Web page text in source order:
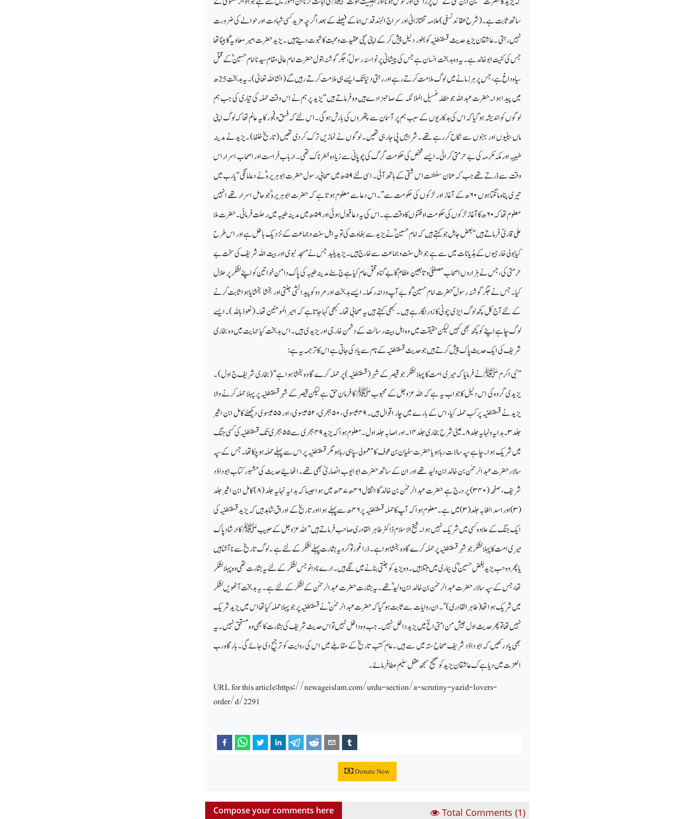
ساتھ ثابت ہے۔ (شرح عقائد نسفی) علامہ تفتازانی اور سراج الہند قدس ہماکے فیصلے کے بعد اگر چہ مزید کسی شہادت اور حوالے کی ضرورت
نہیں رہتی ۔عاشقان یزید حدیث قسطنطنیہ کو بطور دلیل پیش کر کے اپنی سچی عقیدت ومحبت کا ثبوت دیتے ہیں ۔یزید حضرت امیر معاویہ ؓ کا بیٹا تھا
جس کی کنیت ابوخالد ہے۔ یہ وہ بدبخت انسان ہے جس کی پیشانی پر نواسۂ رسول ؐ،جگر گوشۂ بتول حضرت امام عالی مقام سید نا امام حسینؓ کے قتل
سیاہ داغ ہے،جس پر ہر زمانے میں لوگ ملامت کرتے رہے اور رہتی دنیا تک ایسے ہی ملامت کرتے رہیں گے(انشااللہ تعالیٰ)۔یہ بدبخت 25 ھ
میں پیدا ہوا۔حضرت عبداللہ جو حظلہ غسیل الملائکہ کے صاحبزادے ہیں وہ فرماتے ہیں ‘‘یزید پر ہم نے اس وقت حملہ کی تیاری کی جب ہم
لوگوں کو اندیشہ ہوگیاکہ اس کی بدکاریوں کے سبب ہم پر آسمان سے پتھروں کی بارش ہوگی ۔اس لئے کہ فسق وفجور کا یہ عالم تھا کہ لوگ اپنی
ماں بیٹیوں اور بہنوں سے نکاح کررہے تھے ۔شرابیں پی جارہی تھیں۔ لوگوں نے نمازیں ترک کردی تھیں (تاریخ خلفا) ۔یزید نے مدینہ
طبیبہ اور مکہ مکرمہ کی بے حرمتی کرائی۔ ایسے شخص کی حکومت گرگ کی چوپانی سے زیادہ خطرناک تھی۔ ارباب فراست اور اصحاب اسرار اس
وقت سے ڈرتے تھے جب کہ عنان سلطنت اس شقی کے ہاتھ آئی۔ اسی لئے۵۹ھ میں صحابی رسول حضرت ابوہریرہ ؓ نے دعا مانگی ‘‘ یارب میں
تیری پناہ مانگتا ہوں۶۰ھ کے آغاز اور لڑکوں کی حکومت سے’’۔اس دعا سے معلوم ہوتا ہے کہ حضرت ابوہریرہ ؓ جو حامل اسرار تھے انہیں
معلوم تھا کہ۶۰ھ کا آغاز لڑکوں کی حکومت او فتنوں کا وقت ہے۔ اس کی یہ دعا قبول ہوئی اور۵۹ھ میں مدینہ طیبہ میں رحلت فرمائی۔ حضرت ملا
علی قاریؒ فرماتے ہیں ‘‘بعض جاہل جو کہتے ہیں کہ امام حسینؓ نے یزید سے بغاوت کی تو یہ اہل سنت و جماعت کے نزدیک باطل ہے اور اس طرح
کیا بولی خارجیوں کے ہذیانات میں سے ہے جواہل سنت وجماعت سے خارج ہیں۔یزید پلید جس نے مسجد نبوی اور بیت اللہ شریف کی سخت بے
حرمتی کی، جس نے ہزاروں اصحاب مصطفیٰ وتابعین عظام ؒ کا بے گناہ قتل عام کیا ہے ج سنے مدینہ طیبہ کی پاک دامن خواتین کو اپنے لشکر پر حلال
کیا۔ جس نے جگر گوشۂ رسول ؐ حضرت امام حسینؓ کو بے آپ ودانہ رکھا۔ ایسے بدبخت اور مردو کو پیدائشی جنتی اور بخشا بخشا یا ہوا ثابت کرنے
کے لئے آج کل کچھ لوگ ایڑی چوٹی کا زور لگا رہے ہیں ۔کبھی کہتے ہیں یہ صحابی تھا ۔کبھی کہا جاتا ہے کہ امیر المومنین تھا۔ (نعوذ باللہ )۔ایسے
لوگ چاہے اپنے کو کچھ بھی کہیں لیکن حقیقت میں وہ اہل بیت رسالت کے دشمن خارجی اور یزیدی ہیں۔ اس بدبخت کیا حمایت میں وہ بخاری
شریف کی ایک حدیث پاک پیش کرتے ہیں جو حدیث قسطنطنیہ کے نام سے یاد کی جاتی ہے اس کا ترجمہ یہ ہے:
‘‘نبی اکرم ﷺ نے فرمایا کہ میری امت کا پہلا لشکر جو قیصر کے شہر (قسطنطنیہ ) پر حملہ کرے گا وہ بخشا ہوا ہے’’ (بخاری شریف ج اول) ۔
یزیدی گروہ کی اس دلیل کا جواب یہ ہے کہ اللہ عزوجل کے محبوبﷺ کا فرمان حق ہے لیکن قیصر کے شہر قسطنطنیہ پر پہلا حملہ کرنے والا
یزید نے قسطنطنیہ پرکب حملہ کیا، اس کے بارے میں چار اقوال ہیں۔۴۹عیسوی ،۵۰ہجری،۵۲عیسوی، اور۵۵عیسوی دیکھئے کامل ابن اثیر
جلد۳۔ بدایہ ونہایہ جلد۸۔ عینی شرح بخاری جلد۱۴۔ اور اصابہ جلد اول ۔معلوم ہوا کہ یزید۴۹ہجری سے۵۵ہجری تک قسطنطنیہ کی کسی جنگ
میں شریک ہوا۔ چاہے سپہ سالات رہا ہو یا حضرت سفیان بن عوف کا معمولی سپاہی رہا ہو مگر قسطنطنیہ پر اس سے پہلے حملہ ہوچکا تھا۔جس کے سپہ
سالار حضرت عبدالرحمٰن بن خالد ابن ولید تھے اور ان کے ساتھ حضرت ابوایوب انصاریؒ بھی تھے۔ اٹھائیے حدیث کی مشہور کتاب ابوداؤد
شریف ، صفحہ (۳۴۰) پر درج ہے حضرت عبدالرحمٰن بن خالدؒ کا انتقال۴۶ھ۴۷ھ میں ہوا جیسا کہ بدایہ نہایہ جلد (۸) کامل ابن اثیر جلد
(۳) اور اسد الغابہ جلد (۳) میں ہے۔ معلوم ہوا کہ آپ کا حملہ قسطنطنیہ پر۴۶ھ سے پہلے ہوا اور تاریخ کے اوراق شاہد ہیں کہ یزید قسطنطنیہ کی
ایک جنگ کے علاوہ کسی میں شریک نہیں ہوا۔شیخ الاسلام ڈاکٹر طاہر القادری صاحب فرماتے ہیں ‘‘ اللہ عزوجل کے حبیب ﷺ کا ارشاد پاک
میری امت کا پہلا لشکر جو شہر قسطنطنیہ پر حملہ کرے گا وہ بخشا ہوا ہے۔ ذرا غور تو کرو یہ بشارت پہلے لشکر کے لئے ہے ۔ لوگ تاریخ سے ناآشنا ہیں
یا پھر وہ حب یزید بغض ِ حسینؓ کی بیماری میں مبتلا ہیں۔ وہ یزید کو جنتی بنانے میں لگے ہیں۔ ارے نادانو جس لشکر کے لئے یہ بشارت تھی وہ پہلا لشکر
تھا، جس کے سپہ سالار حضرت عبدالرحمٰن بن خالد ابن ولید ؓ تھے۔ یہ بشارت حضرت عبدالرحمٰن کے لشکرکے لئے ہے۔ یہ بدبخت آٹھویں لشکر
میں شریک ہوا تھا (طاہر القادری)’’ ۔ ان روایات سے ثابت ہوگیا کہ حضرت عبدالرحمٰن ؓ نے قسطنطنیہ پر جو پہلا حملہ کیا تھا ا س میں یزید شریک
نہیں تھا تو پھر حدیث اول جیش من امتی الخ میں یزید داخل نہیں ۔ جب وہ داخل نہیں تو ا س حدیث شریف کی بشارت کا بھی وہ مستحق نہیں۔ یہ
بھی یاد رکھیں کہ ابو داؤد شریف صحاح ستہ میں سے ہیں ۔عام کتب تاریخ کے مقابلے میں اس کی روایت کو ترجیح دی جائے گی۔ بارگاہ رب
العزت میں دیا ہے ک عاشقان یزید کو صحیح سمجھ عقل سلیم عطا فرمائے۔
URL for this article:https://newageislam.com/urdu-section/a-scrutiny-yazid-lovers-
order/d/2291
Donate Now
Compose your comments here Total Comments (1)